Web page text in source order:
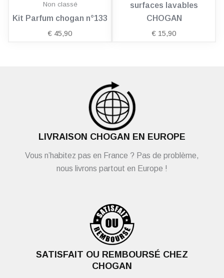
Non classé
Kit Parfum chogan n°133
€ 45,90
surfaces lavables
CHOGAN
€ 15,90
LIVRAISON CHOGAN EN EUROPE
Vous n’habitez pas en France ? Pas de problème,
nous livrons partout en Europe !
SATISFAIT OU REMBOURSÉ CHEZ
CHOGAN